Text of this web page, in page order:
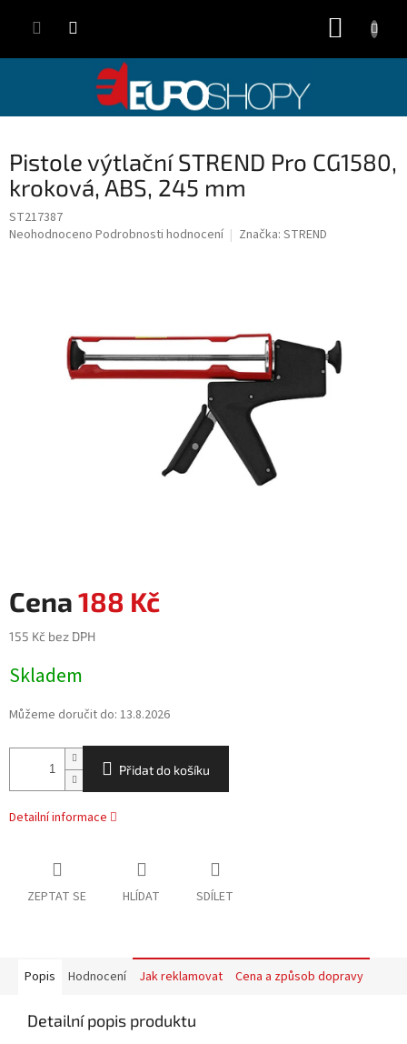
Pistole výtlační STREND Pro CG1580,
kroková, ABS, 245 mm
ST217387
Průměrné
hvězdiček.
Neohodnoceno Podrobnosti hodnocení Značka: STREND
188 Kč
155 Kč bez DPH
cena:
Skladem
Můžeme doručit do: 13.8.2026
Přidat do košíku
Detailní informace
ZEPTAT SE HLÍDAT SDÍLET
Popis Hodnocení Jak reklamovat Cena a způsob dopravy
Detailní popis produktu